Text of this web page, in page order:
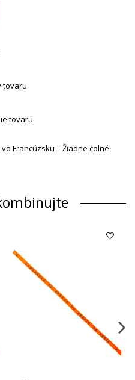
tovaru
tovaru.
Francúzsku – Žiadne colné